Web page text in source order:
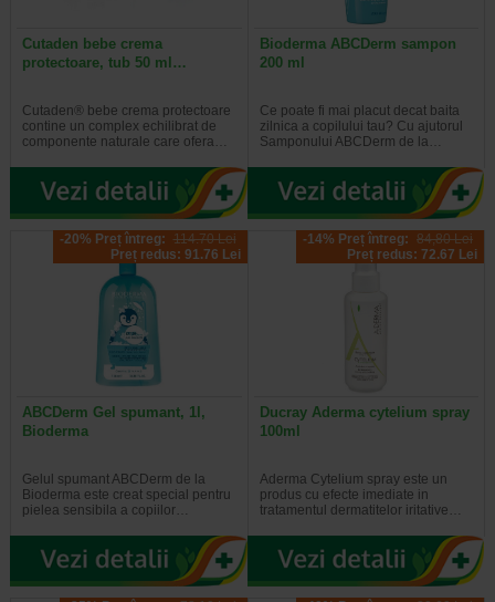
Cutaden bebe crema
protectoare, tub 50 ml…
Cutaden® bebe crema protectoare
contine un complex echilibrat de
componente naturale care ofera…
Bioderma ABCDerm sampon
200 ml
Ce poate fi mai placut decat baita
zilnica a copilului tau? Cu ajutorul
Samponului ABCDerm de la…
-20% Preț întreg: 114.70 Lei
Preț redus: 91.76 Lei
ABCDerm Gel spumant, 1l,
Bioderma
Gelul spumant ABCDerm de la
Bioderma este creat special pentru
pielea sensibila a copiilor…
-14% Preț întreg: 84,80 Lei
Preț redus: 72.67 Lei
Ducray Aderma cytelium spray
100ml
Aderma Cytelium spray este un
produs cu efecte imediate in
tratamentul dermatitelor iritative…